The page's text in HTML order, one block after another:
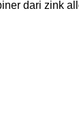
dari zink